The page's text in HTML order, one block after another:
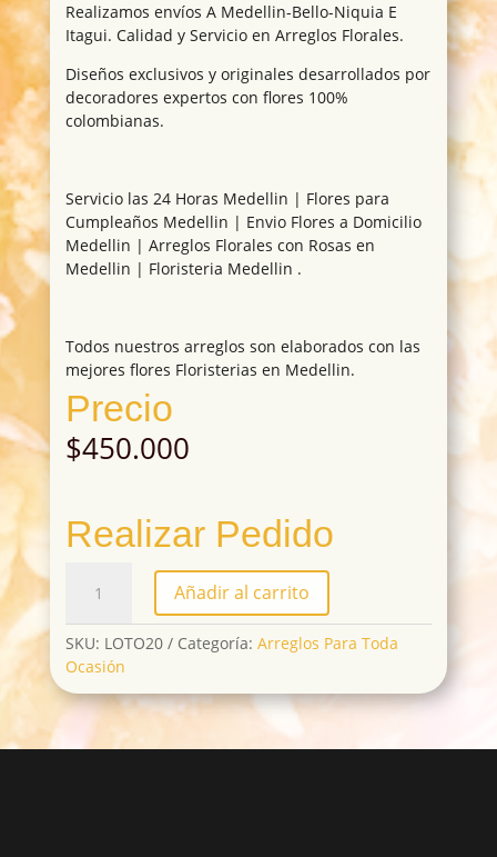
Realizamos envíos A Medellin-Bello-Niquia E
Itagui. Calidad y Servicio en Arreglos Florales.
Diseños exclusivos y originales desarrollados por
decoradores expertos con flores 100%
colombianas.
Servicio las 24 Horas Medellin | Flores para
Cumpleaños Medellin | Envio Flores a Domicilio
Medellin | Arreglos Florales con Rosas en
Medellin | Floristeria Medellin .
Todos nuestros arreglos son elaborados con las
mejores flores Floristerias en Medellin.
Precio
$450.000
Realizar Pedido
cantidad
Añadir al carrito
SKU: LOTO20 Categoría: Arreglos Para Toda
Ocasión